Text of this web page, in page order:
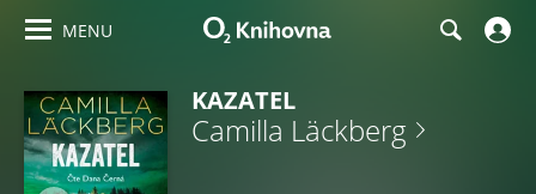
MENU
KAZATEL
Camilla Läckberg